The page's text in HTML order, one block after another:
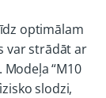
optimālam
var strādāt ar
“M10
slodzi,